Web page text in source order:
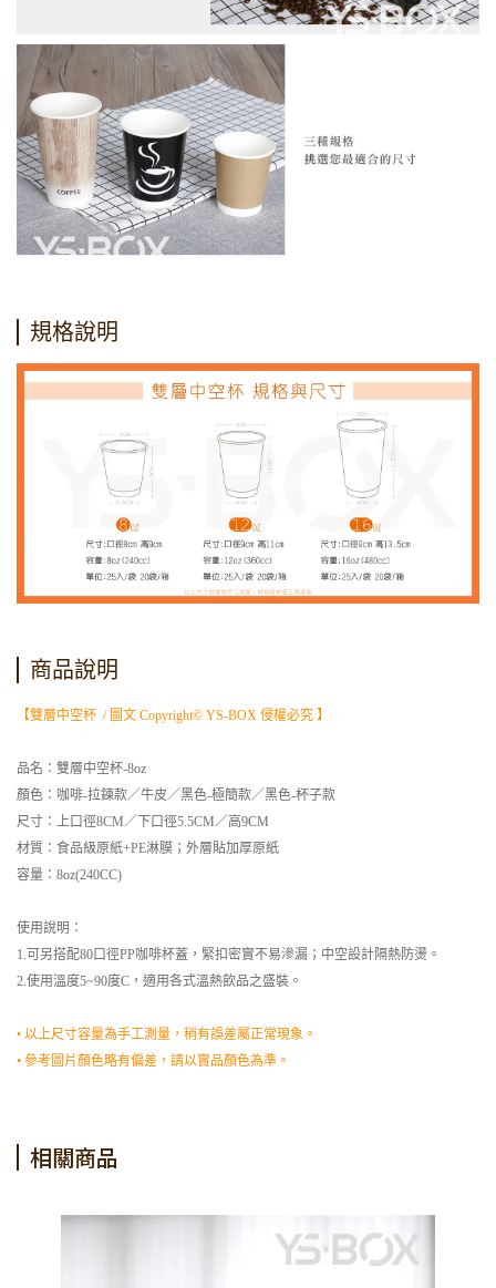
規格說明
商品說明
【雙層中空杯 / 圖文 Copyright© YS-BOX 侵權必究 】
品名：雙層中空杯-8oz
顏色：咖啡-拉鍊款／牛皮／黑色-極簡款／黑色-杯子款
尺寸：上口徑8CM／下口徑5.5CM／高9CM
材質：食品級原紙+PE淋膜；外層貼加厚原紙
容量：8oz(240CC)
使用說明：
1.可另搭配80口徑PP咖啡杯蓋，緊扣密實不易滲漏；中空設計隔熱防燙。
2.使用溫度5~90度C，適用各式溫熱飲品之盛裝。
• 以上尺寸容量為手工測量，稍有誤差屬正常現象。
• 參考圖片顏色略有偏差，請以實品顏色為準。
相關商品